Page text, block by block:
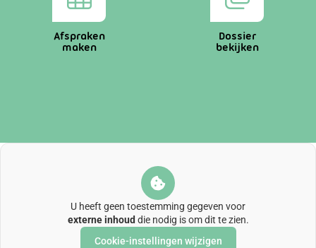
Afspraken
maken
Dossier
bekijken
U heeft geen toestemming gegeven voor
externe inhoud die nodig is om dit te zien.
Cookie-instellingen wijzigen